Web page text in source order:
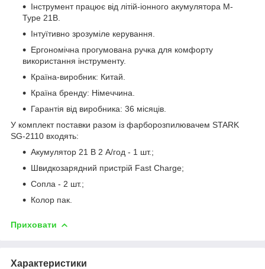
Інструмент працює від літій-іонного акумулятора M-
Type 21В.
Інтуїтивно зрозуміле керування.
Ергономічна прогумована ручка для комфорту
використання інструменту.
Країна-виробник: Китай.
Країна бренду: Німеччина.
Гарантія від виробника: 36 місяців.
У комплект поставки разом із фарборозпилювачем STARK
SG-2110 входять:
Акумулятор 21 В 2 А/год - 1 шт.;
Швидкозарядний пристрій Fast Charge;
Сопла - 2 шт.;
Колор пак.
Приховати
Характеристики